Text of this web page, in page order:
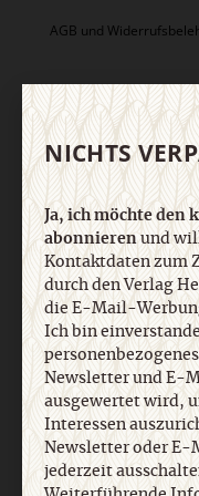
AGB und
Vertrag
NICHTS
Ja, ich möchte den
abonnierenund
Kontaktdaten zum
durch den Verlag
die E-Mail-
Ich bin
Newsletter und E-
ausgewertet wird,
Interessen
Newsletter oder E-
jederzeit